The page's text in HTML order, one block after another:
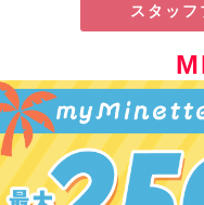
スタッ